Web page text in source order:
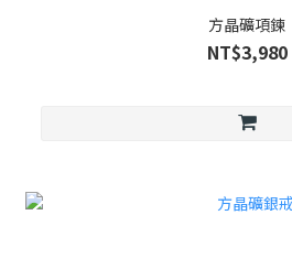
方晶礦項鍊
NT$3,980